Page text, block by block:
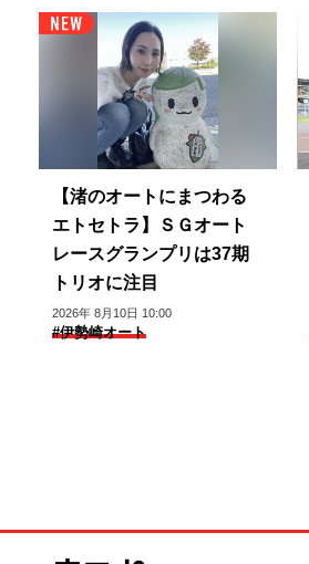
【渚のオートにまつわる
エトセトラ】ＳＧオート
レースグランプリは37期
トリオに注目
2026年 8月10日 10:00
#伊勢崎オート